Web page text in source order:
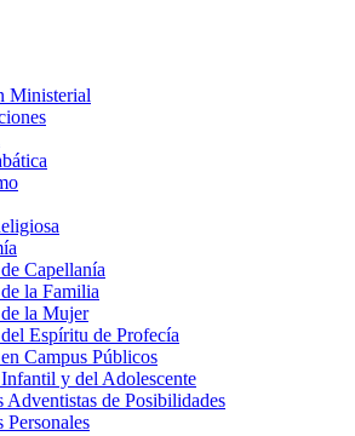
Ministerial
Capellanía
la Familia
la Mujer
Espíritu de Profecía
Campus Públicos
y del Adolescente
Adventistas de Posibilidades